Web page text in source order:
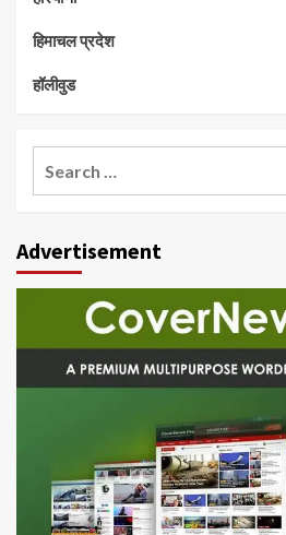
हिमाचल प्रदेश
हॉलीवुड
Advertisement